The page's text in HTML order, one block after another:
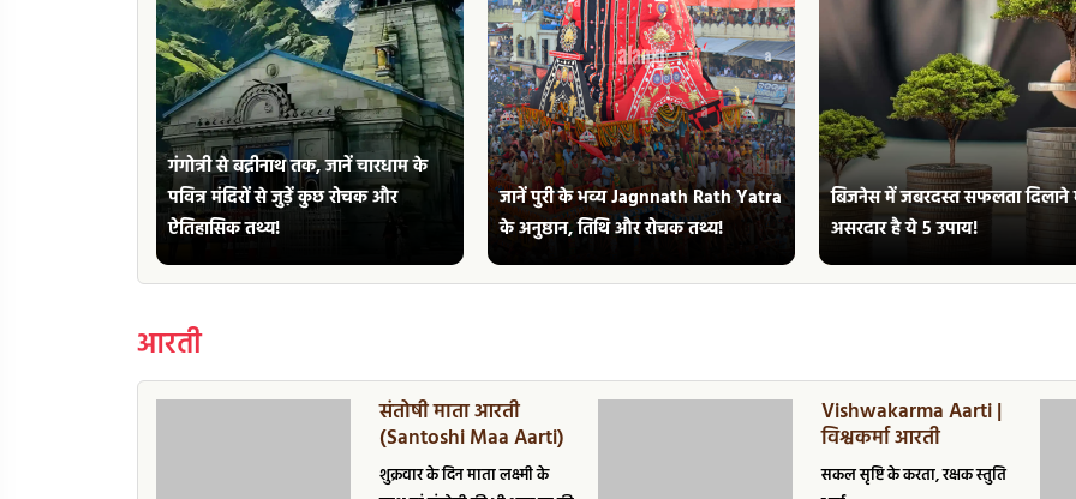
गंगोत्री से बद्रीनाथ तक, जानें चारधाम के
पवित्र मंदिरों से जुड़ें कुछ रोचक और
ऐतिहासिक तथ्य!
जानें पुरी के भव्य Jagnnath Rath Yatra
के अनुष्ठान, तिथि और रोचक तथ्य!
बिजनेस में जबरदस्त सफलता दिलाने
असरदार है ये 5 उपाय!
आरती
संतोषी माता आरती
(Santoshi Maa Aarti)
शुक्रवार के दिन माता लक्ष्मी के
Vishwakarma Aarti |
विश्वकर्मा आरती
सकल सृष्टि के करता, रक्षक स्तुति